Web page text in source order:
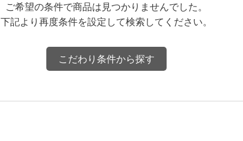
ご希望の条件で商品は見つかりませんでした。
下記より再度条件を設定して検索してください。
こだわり条件から探す